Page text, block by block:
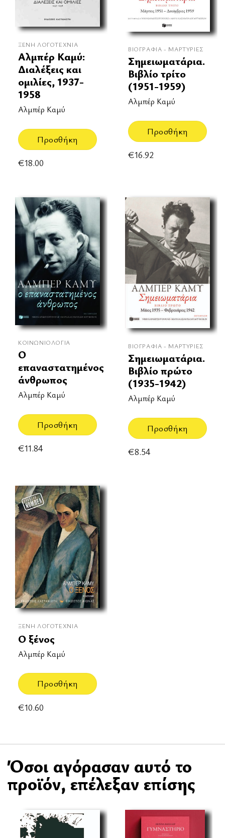
ΞΈΝΗ ΛΟΓΟΤΕΧΝΊΑ
Αλμπέρ Καμύ:
Διαλέξεις και
ομιλίες, 1937-
1958
Αλμπέρ Καμύ
Προσθήκη
€18.00
ΒΙΟΓΡΑΦΊΑ - ΜΑΡΤΥΡΊΕΣ
Σημειωματάρια.
Βιβλίο τρίτο
(1951-1959)
Αλμπέρ Καμύ
Προσθήκη
€16.92
ΚΟΙΝΩΝΙΟΛΟΓΊΑ
Ο
επαναστατημένος
άνθρωπος
Αλμπέρ Καμύ
Προσθήκη
€11.84
ΒΙΟΓΡΑΦΊΑ - ΜΑΡΤΥΡΊΕΣ
Σημειωματάρια.
Βιβλίο πρώτο
(1935-1942)
Αλμπέρ Καμύ
Προσθήκη
€8.54
ΞΈΝΗ ΛΟΓΟΤΕΧΝΊΑ
Ο ξένος
Αλμπέρ Καμύ
Προσθήκη
€10.60
Όσοι αγόρασαν αυτό το
προϊόν, επέλεξαν επίσης